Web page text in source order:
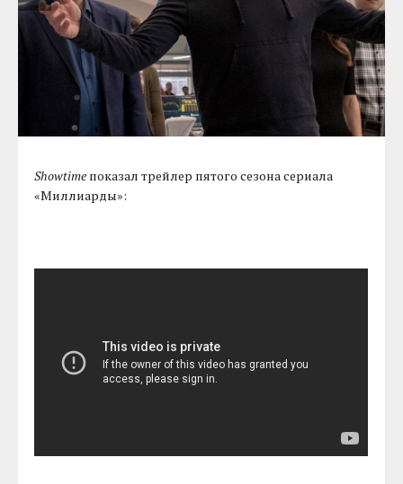
Showtime показал трейлер пятого сезона сериала
«Миллиарды»: